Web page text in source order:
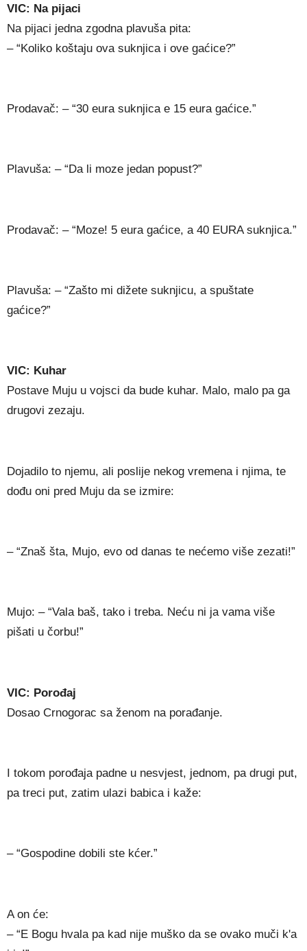
VIC: Na pijaci
Na pijaci jedna zgodna plavuša pita:
– “Koliko koštaju ova suknjica i ove gaćice?”
Prodavač: – “30 eura suknjica e 15 eura gaćice.”
Plavuša: – “Da li moze jedan popust?”
Prodavač: – “Moze! 5 eura gaćice, a 40 EURA suknjica.”
Plavuša: – “Zašto mi dižete suknjicu, a spuštate
gaćice?”
VIC: Kuhar
Postave Muju u vojsci da bude kuhar. Malo, malo pa ga
drugovi zezaju.
Dojadilo to njemu, ali poslije nekog vremena i njima, te
dođu oni pred Muju da se izmire:
– “Znaš šta, Mujo, evo od danas te nećemo više zezati!”
Mujo: – “Vala baš, tako i treba. Neću ni ja vama više
pišati u čorbu!”
VIC: Porođaj
Dosao Crnogorac sa ženom na porađanje.
I tokom porođaja padne u nesvjest, jednom, pa drugi put,
pa treci put, zatim ulazi babica i kaže:
– “Gospodine dobili ste kćer.”
A on će:
– “E Bogu hvala pa kad nije muško da se ovako muči k'a